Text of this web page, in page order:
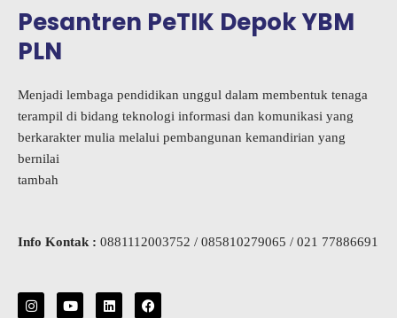
Pesantren PeTIK Depok YBM
PLN
Menjadi lembaga pendidikan unggul dalam membentuk tenaga
terampil di bidang teknologi informasi dan komunikasi yang
berkarakter mulia melalui pembangunan kemandirian yang
bernilai
tambah
Info Kontak : 0881112003752 / 085810279065 / 021 77886691
I
n
Y
o
L
i
F
a